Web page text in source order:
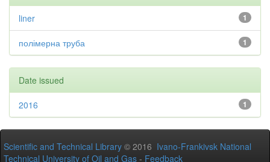
1
liner
1
полімерна труба
Date issued
1
2016
Scientific and Technical Library © 2016 Ivano-Frankivsk National
Technical University of Oil and Gas - Feedback